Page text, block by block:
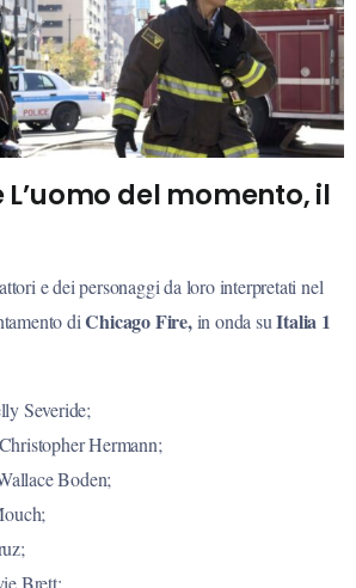
L’uomo del momento, il
e dei personaggi da loro interpretati nel
diChicago Fire,in onda suItalia 1
Severide;
Hermann;
Boden;
Brett;